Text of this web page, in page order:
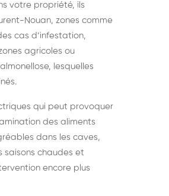
votre propriété, ils
Nouan, zones comme
cas d’infestation,
agricoles ou
lesquelles
qui peut provoquer
des aliments
dans les caves,
saisons chaudes et
encore plus